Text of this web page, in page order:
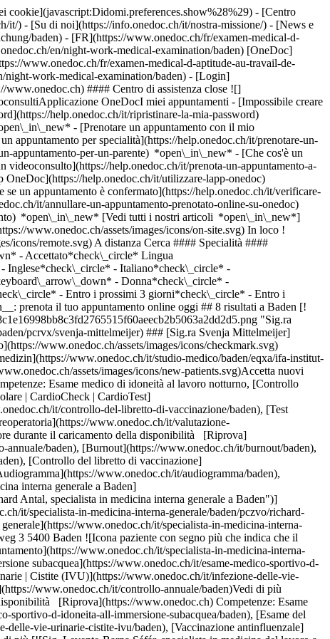
- [Centro
) - [Su di noi](https://info.onedoc.ch/it/nostra-missione/) - [News e
baden) - [FR](https://www.onedoc.ch/fr/examen-medical-d-
en/night-work-medical-examination/baden) [OneDoc]
www.onedoc.ch/fr/examen-medical-d-aptitude-au-travail-de-
work-medical-examination/baden) - [Login]
#### Centro di assistenza close ![]
OneDocI miei appuntamenti - [Impossibile creare
help.onedoc.ch/it/ripristinare-la-mia-password)
- [Prenotare un appuntamento con il mio
appuntamento per specialità](https://help.onedoc.ch/it/prenotare-un-
appuntamento-per-un-parente) *open\_in\_new* - [Che cos'è un
help.onedoc.ch/it/prenota-un-appuntamento-a-
help.onedoc.ch/it/utilizzare-lapp-onedoc)
- Uomo*check\_circle* Rete*keyboard\_arrow\_down* - IfA*check\_circle* Disponibilità*keyboard\_arrow\_down* - Disponibile oggi*check\_circle* - Entro i prossimi 3 giorni*check\_circle* - Entro i prossimi 7 giorni*check\_circle* - Entro i prossimi 14 giorni*check\_circle* # __Esame medico di idoneità al lavoro notturno__ a __Baden__: prenota il tuo appuntamento online oggi ## 8 risultati a Baden [![Sig.ra Svenja Mittelmeijer, specialista in medicina interna generale a Baden](https://assets.onedoc.ch/images/users/e1acfbafc0c7adda37818c1e16998bb8c3fd2765515f60aeecb2b5063a2dd2d5.png "Sig.ra Svenja Mittelmeijer, specialista in medicina interna generale a Baden")](https://www.onedoc.ch/it/specialista-in-medicina-interna-generale/baden/pcrvx/svenja-mittelmeijer) ### [Sig.ra Svenja Mittelmeijer](https://www.onedoc.ch/it/specialista-in-medicina-interna-generale/baden/pcrvx/svenja-mittelmeijer) ![Badge che indica un profilo verificato](https://www.onedoc.ch/assets/images/icons/checkmark.svg) [Specialista in medicina interna generale](https://www.onedoc.ch/it/specialista-in-medicina-interna-generale/baden) [ifa. Institut für Arbeitsmedizin](https://www.onedoc.ch/it/studio-medico/baden/eqxa/ifa-institut-fur-arbeitsmedizin) Kreuzweg 3 5400 Baden ![Icona paziente con segno più che indica che il professionista accetta nuovi pazienti](https://www.onedoc.ch/assets/images/icons/new-patients.svg)Accetta nuovi pazienti [Prenota un appuntamento](https://www.onedoc.ch/it/specialista-in-medicina-interna-generale/baden/pcrvx/svenja-mittelmeijer) Competenze: Esame medico di idoneità al lavoro notturno, [Controllo annuale](https://www.onedoc.ch/it/controllo-annuale/baden), [Burnout](https://www.onedoc.ch/it/burnout/baden), [Prevenzione cardiovascolare | CardioCheck | CardioTest](https://www.onedoc.ch/it/prevenzione-cardiovascolare-cardiocheck-cardiotest/baden), [Controllo del libretto di vaccinazione](https://www.onedoc.ch/it/controllo-del-libretto-di-vaccinazione/baden), [Test dell'udito](https://www.onedoc.ch/it/test-dell-udito/baden), [Audiogramma](https://www.onedoc.ch/it/audiogramma/baden), [Valutazione preoperatoria](https://www.onedoc.ch/it/valutazione-preoperatoria/baden)Vedi di più *chevron\_left* lun 03 ago *chevron\_right* Vedi più appuntamenti *error\_outline* Si è verificato un errore durante il caricamento della disponibilità [Riprova](https://www.onedoc.ch) Competenze: Esame medico di idoneità al lavoro notturno, [Controllo annuale](https://www.onedoc.ch/it/controllo-annuale/baden), [Burnout](https://www.onedoc.ch/it/burnout/baden), [Prevenzione cardiovascolare | CardioCheck | CardioTest](https://www.onedoc.ch/it/prevenzione-cardiovascolare-cardiocheck-cardiotest/baden), [Controllo del libretto di vaccinazione](https://www.onedoc.ch/it/controllo-del-libretto-di-vaccinazione/baden), [Test dell'udito](https://www.onedoc.ch/it/test-dell-udito/baden), [Audiogramma](https://www.onedoc.ch/it/audiogramma/baden), [Valutazione preoperatoria](https://www.onedoc.ch/it/valutazione-preoperatoria/baden)Vedi di più [![Sig. Richard Antal, specialista in medicina interna generale a Baden](https://assets.onedoc.ch/images/users/c87d512aa9ad0a32920469e320a94d43d39bd1d919f2b49283b5734b02938627-small.png "Sig. Richard Antal, specialista in medicina interna generale a Baden")](https://www.onedoc.ch/it/specialista-in-medicina-interna-generale/baden/pczvo/richard-antal) ### [Sig. Richard Antal](https://www.onedoc.ch/it/specialista-in-medicina-interna-generale/baden/pczvo/richard-antal) ![Badge che indica un profilo verificato](https://www.onedoc.ch/assets/images/icons/checkmark.svg) [Specialista in medicina interna generale](https://www.onedoc.ch/it/specialista-in-medicina-interna-generale/baden) [ifa. Institut für Arbeitsmedizin](https://www.onedoc.ch/it/studio-medico/baden/eqxa/ifa-institut-fur-arbeitsmedizin) Kreuzweg 3 5400 Baden ![Icona paziente con segno più che indica che il professionista accetta nuovi pazienti](https://www.onedoc.ch/assets/images/icons/new-patients.svg)Accetta nuovi pazienti [Prenota un appuntamento](https://www.onedoc.ch/it/specialista-in-medicina-interna-generale/baden/pczvo/richard-antal) Competenze: Esame medico di idoneità al lavoro notturno, [Esame medico sportivo d'idoneità all'immersione subacquea](https://www.onedoc.ch/it/esame-medico-sportivo-d-idoneita-all-immersione-subacquea/baden), [Esame del sangue](https://www.onedoc.ch/it/esame-del-sangue/baden), [Infezione delle vie urinarie | Cistite (IVU)](https://www.onedoc.ch/it/infezione-delle-vie-urinarie-cistite-ivu/baden), [Vaccinazione antinfluenzale](https://www.onedoc.ch/it/vaccinazione-antinfluenzale/baden), [Controllo annuale](https://www.onedoc.ch/it/controllo-annuale/baden)Vedi di più *chevron\_left* lun 03 ago *chevron\_right* Vedi più appuntamenti *error\_outline* Si è verificato un errore durante il caricamento della disponibilità [Riprova](https://www.onedoc.ch) Competenze: Esame medico di idoneità al lavoro notturno, [Esame medico sportivo d'idoneità all'immersione subacquea](https://www.onedoc.ch/it/esame-medico-sportivo-d-idoneita-all-immersione-subacquea/baden), [Esame del sangue](https://www.onedoc.ch/it/esame-del-sangue/baden), [Infezione delle vie urinarie | Cistite (IVU)](https://www.onedoc.ch/it/infezione-delle-vie-urinarie-cistite-ivu/baden), [Vaccinazione antinfluenzale](https://www.onedoc.ch/it/vaccinazione-antinfluenzale/baden), [Controllo annuale](https://www.onedoc.ch/it/controllo-annuale/baden)Vedi di più [![Sig. Levente-Barna Sáfár, specialista in medicina del lavoro a Baden](https://assets.onedoc.ch/images/users/47957605696189c1a611f8b087cb05ae8641d9b316d816d411f41aca862ec632-small.jpg "Sig. Levente-Barna Sáfár, specialista in medicina del lavoro a Baden")](https://www.onedoc.ch/it/specialista-in-medicina-del-lavoro/baden/pcn1l/levente-barna-safar) ### [Sig. Levente-Barna Sáfár](https://www.onedoc.ch/it/specialista-in-medicina-del-lavoro/baden/pcn1l/levente-barna-safar) ![Badge che indica un profilo verificato](https://www.onedoc.ch/assets/images/icons/checkmark.svg) [Specialista in medicina del lavoro](https://www.onedoc.ch/it/specialista-in-medicina-del-lavoro/baden) [ifa. Institut für Arbeitsmedizin](https://www.onedoc.ch/it/studio-medico/baden/eqxa/ifa-institut-fur-arbeitsmedizin) Kreuzweg 3 5400 Baden ![Sig. Levente-Barna Sáfár è affiliato alla rete IfA](https://assets.onedoc.ch/images/networks/logos/06e527bbe0496000d94d5d7050a4e1b31dc031780852210c471f80c9ca324c0e-small.png) ![Icona paziente con segno più che indica che il professionista accetta nuovi pazienti](https://www.onedoc.ch/assets/images/icons/new-patients.svg)Accetta nuovi pazienti [Prenota un appuntamento](https://www.onedoc.ch/it/specialista-in-medicina-del-lavoro/baden/pcn1l/levente-barna-safar) Competenze: Esame medico di idoneità al lavoro notturno, [Controllo annuale](https://www.onedoc.ch/it/controllo-annuale/baden), [Esame medico sportivo d'idoneità all'immersione subacquea](https://www.onedoc.ch/it/esame-medico-sportivo-d-idoneita-all-immersione-subacquea/baden), [Consigli di viaggio](https://www.onedoc.ch/it/consigli-di-viaggio/baden)Vedi di più *chevron\_left* lun 03 ago *chevron\_right* Vedi più appuntamenti *error\_outline* Si è verificato un errore durante il caricamento della disponibilità [Riprova](https://www.onedoc.ch) Competenze: Esame medico di idoneità al lavoro notturno, [Controllo annuale](https://www.onedoc.ch/it/controllo-annuale/baden), [Esame medico sportivo d'idoneità all'immersione subacquea](https://www.onedoc.ch/it/esame-medico-sportivo-d-idoneita-all-immersione-subacquea/baden), [Consigli di viaggio](https://www.onedoc.ch/it/consigli-di-viaggio/baden)Vedi di più [![Sig. Norbert Szoboszlai, specialista in medicina del lavoro a Baden](https://assets.onedoc.ch/images/users/222cab1875e4493308a492280d2cadf83c4a515d0dc3306df874528859275d8c-small.jpg "Sig. Norbert Szoboszlai, specialista in medicina del lavoro a Baden")](https://www.onedoc.ch/it/specialista-in-medicina-del-lavoro/baden/pcn1a/norbert-szoboszlai) ### [Sig. Norbert Szoboszlai](https://www.onedoc.ch/it/specialista-in-medicina-del-lavoro/baden/pcn1a/norbert-szoboszlai) ![Badge che indica un profilo verificato](https://www.onedoc.ch/assets/images/icons/checkmark.svg) [Specialista in medicina del lavoro](https://www.onedoc.ch/it/specialista-in-medicina-del-lavoro/baden) [ifa. Institut für Arbeitsmedizin](https://www.onedoc.ch/it/studio-medico/baden/eqxa/ifa-institut-fur-arbeitsmedizin) Kreuzweg 3 5400